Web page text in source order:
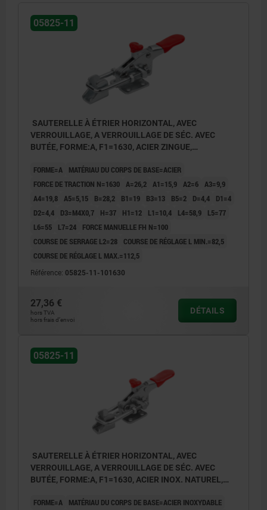
05825-11
SAUTERELLE À ÉTRIER HORIZONTAL, AVEC
VERROUILLAGE, A VERROUILLAGE DE SÉC. AVEC
BUTÉE, FORME:A, F1=1630, ACIER ZINGUE,
FORME=A
MATÉRIAU DU CORPS DE BASE=ACIER
FORCE DE TRACTION N=1630 A=26,2 A1=15,9 A2=6 A3=9,9
A4=19,8 A5=5,15 B=28,2 B1=19 B3=13 B5=2 D=4,4
D1=4
D2=4,4
D3=M4X0,7 H=37 H1=12 L1=10,4 L4=58,9
L5=77
L6=55
L7=24
FORCE MANUELLE FH N=100
COURSE DE SERRAGE L2=28
COURSE DE RÉGLAGE L MIN.=82,5
COURSE DE RÉGLAGE L MAX.=112,5
Référence: 05825-11-101630
27,36 €
hors TVA
hors frais d’envoi
DÉTAILS
05825-11
SAUTERELLE À ÉTRIER HORIZONTAL, AVEC
VERROUILLAGE, A VERROUILLAGE DE SÉC. AVEC
BUTÉE, FORME:A, F1=1630, ACIER INOX. NATUREL,
FORME=A
MATÉRIAU DU CORPS DE BASE=ACIER INOXYDABLE